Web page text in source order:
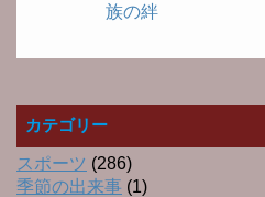
族の絆
カテゴリー
スポーツ (286)
季節の出来事 (1)